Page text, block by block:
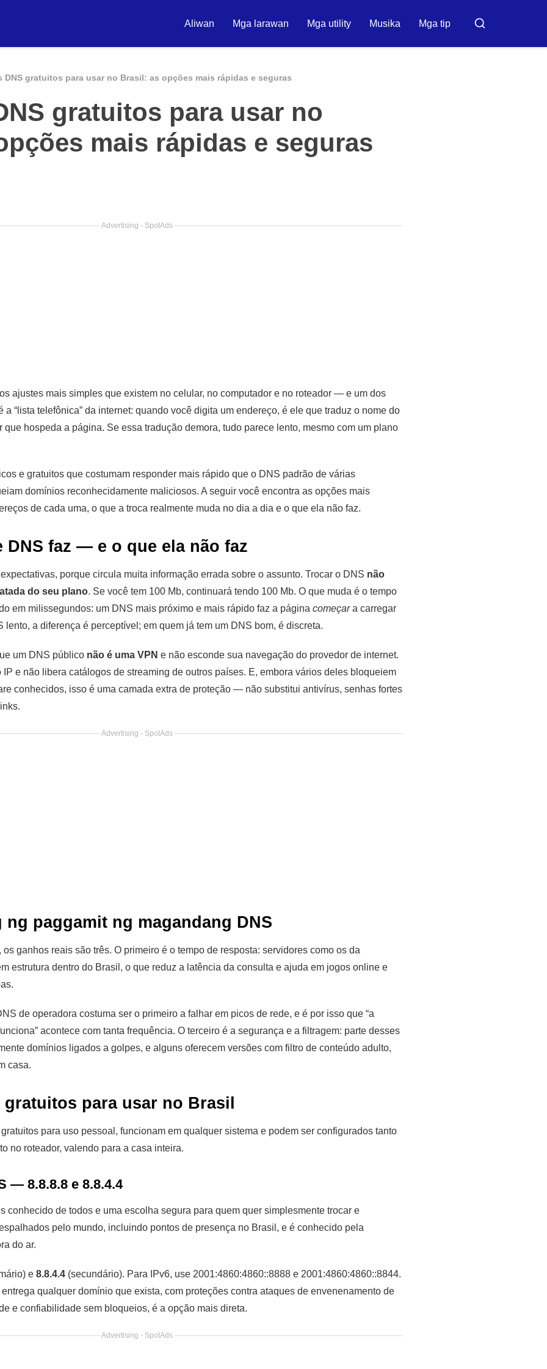
Aliwan Mga larawan Mga utility Musika Mga tip Buscar
DNS gratuitos para usar no Brasil: as opções mais rápidas e seguras
gratuitos para usar no
mais rápidas e seguras
Advertising - SpotAds
ajustes mais simples que existem no celular, no computador e no roteador — e um dos
“lista telefônica” da internet: quando você digita um endereço, é ele que traduz o nome do
que hospeda a página. Se essa tradução demora, tudo parece lento, mesmo com um plano
e gratuitos que costumam responder mais rápido que o DNS padrão de várias
domínios reconhecidamente maliciosos. A seguir você encontra as opções mais
de cada uma, o que a troca realmente muda no dia a dia e o que ela não faz.
DNS faz — e o que ela não faz
porque circula muita informação errada sobre o assunto. Trocar o DNS não
do seu plano. Se você tem 100 Mb, continuará tendo 100 Mb. O que muda é o tempo
em milissegundos: um DNS mais próximo e mais rápido faz a página começara carregar
lento, a diferença é perceptível; em quem já tem um DNS bom, é discreta.
um DNS público não é uma VPN e não esconde sua navegação do provedor de internet.
e não libera catálogos de streaming de outros países. E, embora vários deles bloqueiem
conhecidos, isso é uma camada extra de proteção — não substitui antivírus, senhas fortes
Advertising - SpotAds
ng paggamit ng magandang DNS
ganhos reais são três. O primeiro é o tempo de resposta: servidores como os da
estrutura dentro do Brasil, o que reduz a latência da consulta e ajuda em jogos online e
de operadora costuma ser o primeiro a falhar em picos de rede, e é por isso que “a
acontece com tanta frequência. O terceiro é a segurança e a filtragem: parte desses
domínios ligados a golpes, e alguns oferecem versões com filtro de conteúdo adulto,
casa.
gratuitos para usar no Brasil
para uso pessoal, funcionam em qualquer sistema e podem ser configurados tanto
no roteador, valendo para a casa inteira.
— 8.8.8.8 e 8.8.4.4
conhecido de todos e uma escolha segura para quem quer simplesmente trocar e
pelo mundo, incluindo pontos de presença no Brasil, e é conhecido pela
do ar.
e 8.8.4.4 (secundário). Para IPv6, use 2001:4860:4860::8888 e 2001:4860:4860::8844.
qualquer domínio que exista, com proteções contra ataques de envenenamento de
e confiabilidade sem bloqueios, é a opção mais direta.
Advertising - SpotAds